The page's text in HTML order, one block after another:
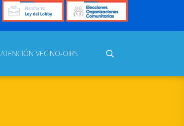
ATENCIÓN VECINO-OIRS